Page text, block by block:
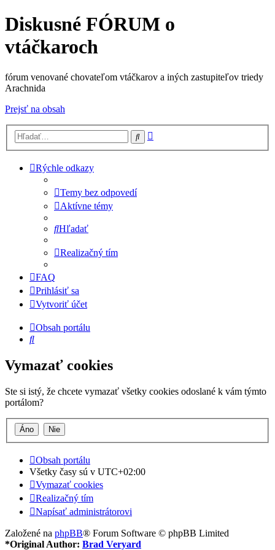
Diskusné FÓRUM o
vtáčkaroch
fórum venované chovateľom vtáčkarov a iných zastupiteľov triedy
Arachnida
Prejsť na obsah
Hľadať
Rýchle odkazy
Temy bez odpovedí
Aktívne témy
Hľadať
Realizačný tím
FAQ
Prihlásiť sa
Vytvoriť účet
Obsah portálu
Hľadať
Vymazať cookies
Ste si istý, že chcete vymazať všetky cookies odoslané k vám týmto
portálom?
Obsah portálu
Všetky časy sú v UTC+02:00
Vymazať cookies
Realizačný tím
Napísať administrátorovi
Založené na phpBB® Forum Software © phpBB Limited
*Original Author: Brad Veryard